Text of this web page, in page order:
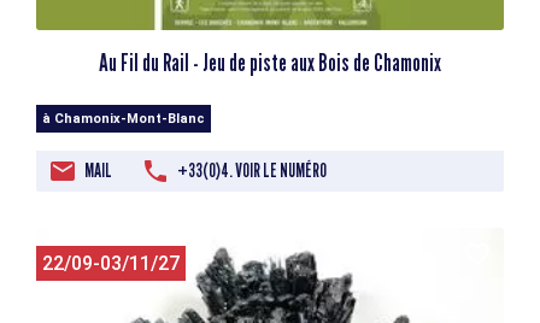
Au Fil du Rail - Jeu de piste aux Bois de Chamonix
à Chamonix-Mont-Blanc
MAIL +33(0)4. VOIR LE NUMÉRO
22/09-03/11/27